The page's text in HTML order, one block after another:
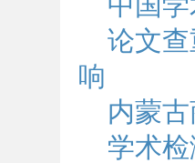
论文
响
内蒙
学术